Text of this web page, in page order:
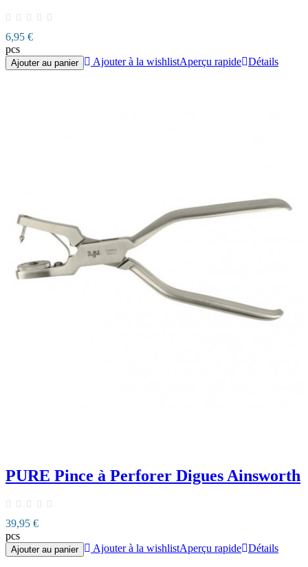
6,95 €
pcs
Ajouter au panier Ajouter à la wishlistAperçu rapide Détails
PURE Pince à Perforer Digues Ainsworth
39,95 €
pcs
Ajouter au panier Ajouter à la wishlistAperçu rapide Détails